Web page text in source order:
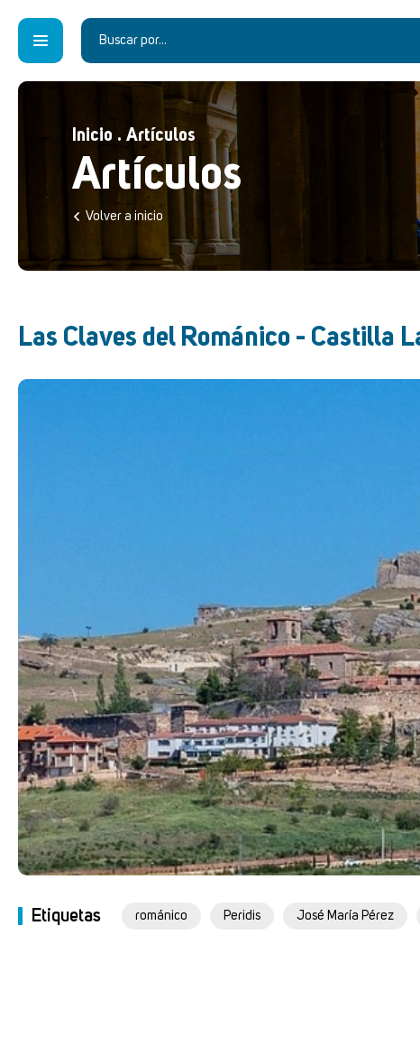
Inicio . Artículos
Artículos
Volver a inicio
Las Claves del Románico - Castilla
Etiquetas románico Peridis José María Pérez